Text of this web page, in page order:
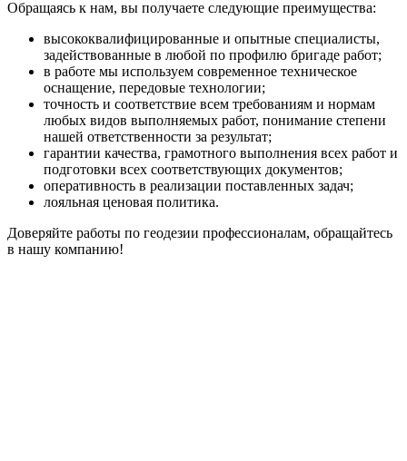
Обращаясь к нам, вы получаете следующие преимущества:
высококвалифицированные и опытные специалисты,
задействованные в любой по профилю бригаде работ;
в работе мы используем современное техническое
оснащение, передовые технологии;
точность и соответствие всем требованиям и нормам
любых видов выполняемых работ, понимание степени
нашей ответственности за результат;
гарантии качества, грамотного выполнения всех работ и
подготовки всех соответствующих документов;
оперативность в реализации поставленных задач;
лояльная ценовая политика.
Доверяйте работы по геодезии профессионалам, обращайтесь
в нашу компанию!